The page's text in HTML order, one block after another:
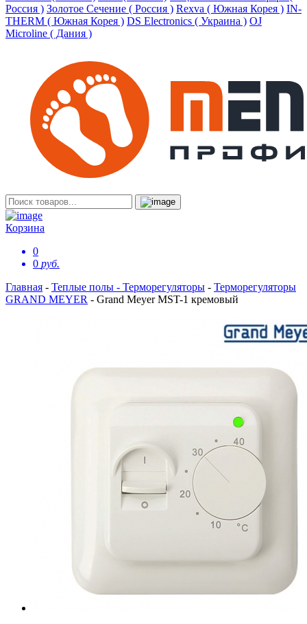
Россия ) Золотое Сечение ( Россия ) Rexva ( Южная Корея ) IN-
THERM ( Южная Корея ) DS Electronics ( Украина ) OJ
Microline ( Дания )
Корзина
0
0 руб.
Главная - Теплые полы - Терморегуляторы - Терморегуляторы
GRAND MEYER - Grand Meyer MST-1 кремовый